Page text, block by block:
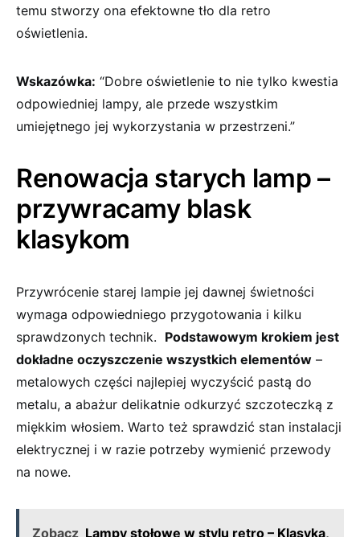
temu stworzy ona efektowne tło ‍dla retro ​
oświetlenia.
Wskazówka: “Dobre oświetlenie to nie tylko kwestia
odpowiedniej lampy, ‌ale⁢ przede wszystkim
‌umiejętnego jej wykorzystania w przestrzeni.”
Renowacja starych lamp –
przywracamy blask
klasykom
Przywrócenie‍ starej lampie ⁣jej dawnej świetności⁤
wymaga⁤ odpowiedniego przygotowania i ⁢kilku
sprawdzonych technik. ⁣ Podstawowym krokiem jest
dokładne oczyszczenie wszystkich elementów –
metalowych​ części najlepiej wyczyścić pastą do
metalu, a abażur delikatnie odkurzyć szczoteczką z
miękkim⁢ włosiem. Warto też sprawdzić stan instalacji
⁤elektrycznej i ​w razie potrzeby wymienić przewody
na nowe.
Zobacz Lampy stołowe w stylu retro – Klasyka,